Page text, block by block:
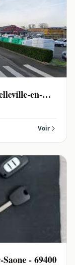
en-
Voir
- 69400